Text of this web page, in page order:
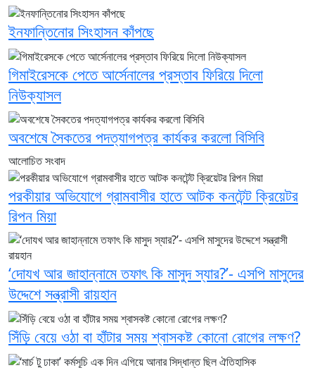
ইনফান্তিনোর সিংহাসন কাঁপছে
গিমাইরেসকে পেতে আর্সেনালের প্রস্তাব ফিরিয়ে দিলো
নিউক্যাসল
অবশেষে সৈকতের পদত্যাগপত্র কার্যকর করলো বিসিবি
আলোচিত সংবাদ
পরকীয়ার অভিযোগে গ্রামবাসীর হাতে আটক কনটেন্ট ক্রিয়েটর
রিপন মিয়া
‘দোযখ আর জাহান্নামে তফাৎ কি মাসুদ স্যার?’- এসপি মাসুদের
উদ্দেশে সন্ত্রাসী রায়হান
সিঁড়ি বেয়ে ওঠা বা হাঁটার সময় শ্বাসকষ্ট কোনো রোগের লক্ষণ?